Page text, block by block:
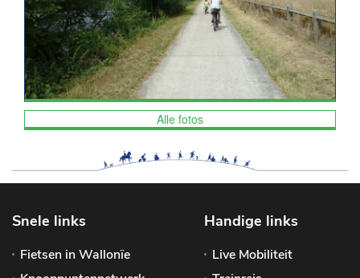
Alle fotos
Snele links
Fietsen in Wallonïe
Handige links
Live Mobiliteit